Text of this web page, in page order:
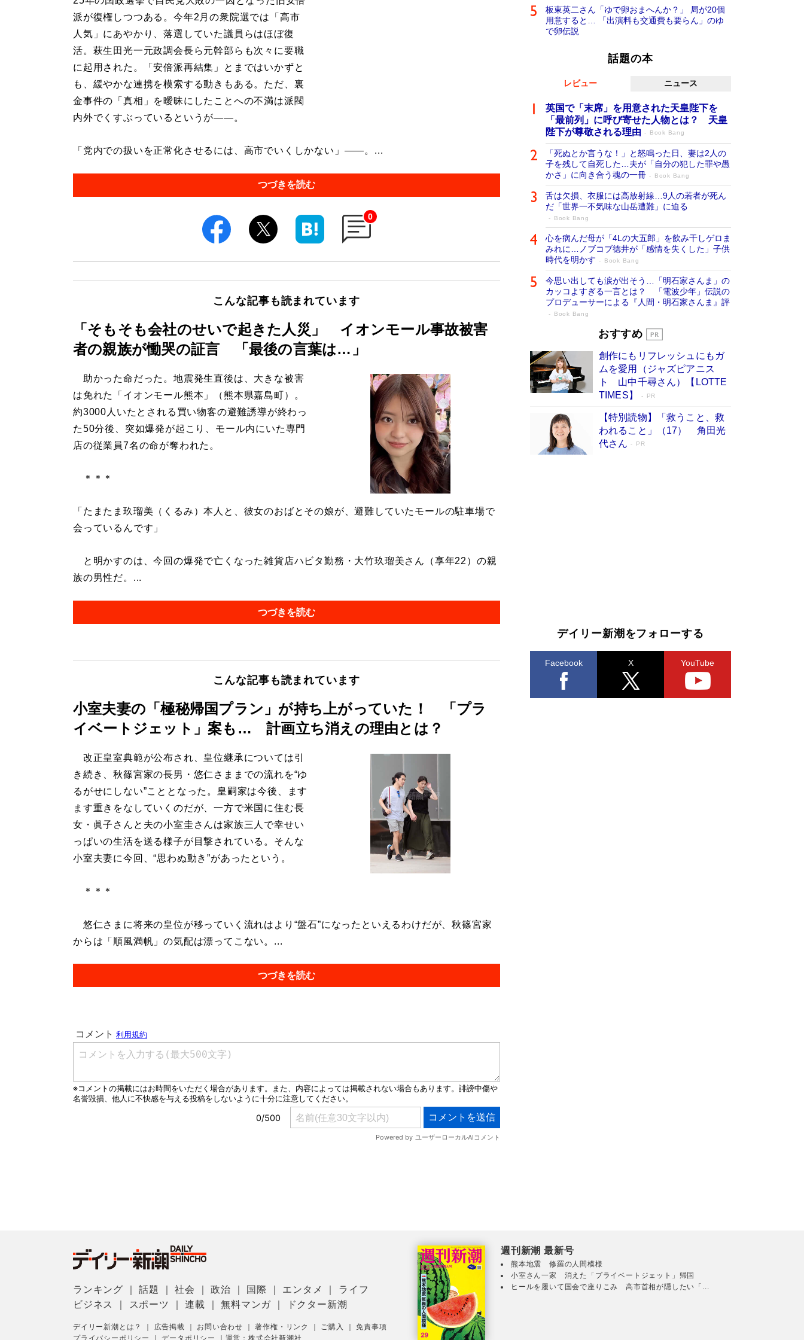
派が復権しつつある。今年2月の衆院選では「高市
人気」にあやかり、落選していた議員らはほぼ復
活。萩生田光一元政調会長ら元幹部らも次々に要職
に起用された。「安倍派再結集」とまではいかずと
も、緩やかな連携を模索する動きもある。ただ、裏
金事件の「真相」を曖昧にしたことへの不満は派閥
内外でくすぶっているというが――。
「党内での扱いを正常化させるには、高市でいくしかない」――。...
つづきを読む
0
こんな記事も読まれています
「そもそも会社のせいで起きた人災」 イオンモール事故被害
者の親族が慟哭の証言 「最後の言葉は…」
助かった命だった。地震発生直後は、大きな被害
は免れた「イオンモール熊本」（熊本県嘉島町）。
約3000人いたとされる買い物客の避難誘導が終わっ
た50分後、突如爆発が起こり、モール内にいた専門
店の従業員7名の命が奪われた。
＊＊＊
「たまたま玖瑠美（くるみ）本人と、彼女のおばとその娘が、避難していたモールの駐車場で
会っているんです」
と明かすのは、今回の爆発で亡くなった雑貨店ハビタ勤務・大竹玖瑠美さん（享年22）の親
族の男性だ。...
つづきを読む
こんな記事も読まれています
小室夫妻の「極秘帰国プラン」が持ち上がっていた！ 「プラ
イベートジェット」案も… 計画立ち消えの理由とは？
改正皇室典範が公布され、皇位継承については引
き続き、秋篠宮家の長男・悠仁さままでの流れを“ゆ
るがせにしない”こととなった。皇嗣家は今後、ます
ます重きをなしていくのだが、一方で米国に住む長
女・眞子さんと夫の小室圭さんは家族三人で幸せい
っぱいの生活を送る様子が目撃されている。そんな
小室夫妻に今回、“思わぬ動き”があったという。
＊＊＊
悠仁さまに将来の皇位が移っていく流れはより“盤石”になったといえるわけだが、秋篠宮家
からは「順風満帆」の気配は漂ってこない。...
つづきを読む
板東英二さん「ゆで卵おまへんか？」 局が20個
用意すると… 「出演料も交通費も要らん」のゆ
で卵伝説
話題の本
レビュー ニュース
英国で「末席」を用意された天皇陛下を
「最前列」に呼び寄せた人物とは？ 天皇
陛下が尊敬される理由
Book Bang
「死ぬとか言うな！」と怒鳴った日、妻は2人の
子を残して自死した…夫が「自分の犯した罪や愚
かさ」に向き合う魂の一冊
Book Bang
舌は欠損、衣服には高放射線…9人の若者が死ん
だ「世界一不気味な山岳遭難」に迫る
Book Bang
心を病んだ母が「4Lの大五郎」を飲み干しゲロま
みれに…ノブコブ徳井が「感情を失くした」子供
時代を明かす
Book Bang
今思い出しても涙が出そう…「明石家さんま」の
カッコよすぎる一言とは？ 「電波少年」伝説の
プロデューサーによる『人間・明石家さんま』評
Book Bang
「宇宙兄弟」最終46巻がベストセラー1
物語に幕 特装版には「宇宙で描かれたマ
ンガ」も収録
Book Bang
美輪明宏 晩年の回答を集めた『ほほえんで生き
るための人生相談』がランクイン［エンターテイ
メントベストセラー］
Book Bang
「『火垂るの墓』は、大嘘である」原作者が抱き
続けた“自責の念”とは…「自己憐憫は描きたくな
い」監督が徹底的にこだわったこと（後編） #
おすすめ
創作にもリフレッシュにもガ
ムを愛用（ジャズピアニス
ト 山中千尋さん）【LOTTE
TIMES】
PR
【特別読物】「救うこと、救
われること」（17） 角田光
代さん
PR
デイリー新潮をフォローする
Facebook X YouTube
ランキング ｜話題 ｜社会 ｜政治 国際 エンタメ
ライフ
ビジネス
スポーツ ｜連載 ｜無料マンガ ドクター新潮
デイリー新潮とは？ 広告掲載 お問い合わせ ｜著作権・リンク ご購入 ｜免責事項
プライバシーポリシー
｜データポリシー 運営：株式会社新潮社
週刊新潮 最新号
熊本地震 修羅の人間模様
小室さん一家 消えた「プライベートジェット」帰国
ヒールを履いて国会で座りこみ 高市首相が隠したい「...